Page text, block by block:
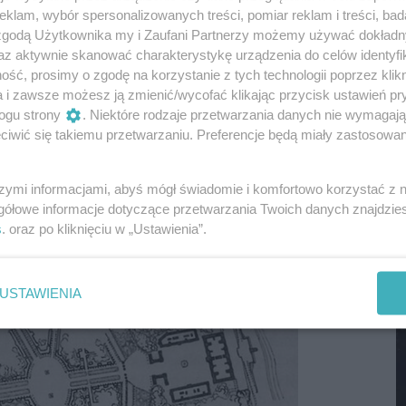
znana jest mieszkańcom wyłącznie w
Potocką, ks. Popiełuszki (dawniej Stołeczną)
przeważnie kojarzy się z dużymi osiedlami
oraz z nowymi osiedlami na terenie dawnego
tam zabytki sprzed II wojny światowej, są to
dawnego Chemicznego Instytutu Badawczego,
Dyrekcji Państwowych Wytworni Uzbrojenia wraz z
(obecnie Instytut Mechaniki Precyzyjnej). Na
budynki, takie jak budynek z zespołu koszar
zabytków, czy dwie kamienice z dwudziestolecia
wybór spersonalizowanych treści, pomiar reklam i treści,
Użytkownika my i Zaufani Partnerzy możemy używać
aktywnie skanować charakterystykę urządzenia do celów
prosimy o zgodę na korzystanie z tych technologii poprzez
i zawsze możesz ją zmienić/wycofać klikając przycisk ustawień
strony
. Niektóre rodzaje przetwarzania danych nie
się takiemu przetwarzaniu. Preferencje będą miały
informacjami, abyś mógł świadomie i komfortowo korzystać z
informacje dotyczące przetwarzania Twoich danych
. oraz po kliknięciu w „Ustawienia”.
USTAWIENIA